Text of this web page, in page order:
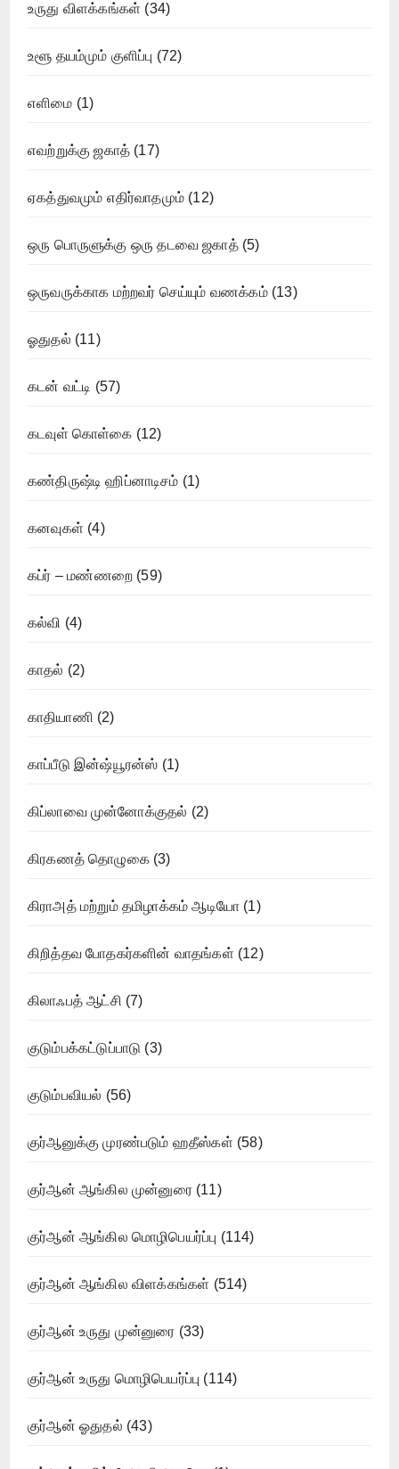
உருது விளக்கங்கள் (34)
உளூ தயம்மும் குளிப்பு (72)
எளிமை (1)
எவற்றுக்கு ஜகாத் (17)
ஏகத்துவமும் எதிர்வாதமும் (12)
ஒரு பொருளுக்கு ஒரு தடவை ஜகாத்(5)
ஒருவருக்காக மற்றவர் செய்யும் வணக்கம்(13)
ஓதுதல் (11)
கடன் வட்டி (57)
கடவுள் கொள்கை (12)
கண்திருஷ்டி ஹிப்னாடிசம் (1)
கனவுகள் (4)
கப்ர் – மண்ணறை (59)
கல்வி (4)
காதல் (2)
காதியாணி (2)
காப்பீடு இன்ஷ்யூரன்ஸ் (1)
கிப்லாவை முன்னோக்குதல் (2)
கிரகணத் தொழுகை(3)
கிராஅத் மற்றும் தமிழாக்கம் ஆடியோ (1)
கிறித்தவ போதகர்களின் வாதங்கள் (12)
கிலாஃபத் ஆட்சி (7)
குடும்பக்கட்டுப்பாடு (3)
குடும்பவியல் (56)
குர்ஆனுக்கு முரண்படும் ஹதீஸ்கள் (58)
குர்ஆன் ஆங்கில முன்னுரை(11)
குர்ஆன் ஆங்கில மொழிபெயர்ப்பு (114)
குர்ஆன் ஆங்கில விளக்கங்கள் (514)
குர்ஆன் உருது முன்னுரை (33)
குர்ஆன் உருது மொழிபெயர்ப்பு (114)
குர்ஆன் ஓதுதல் (43)